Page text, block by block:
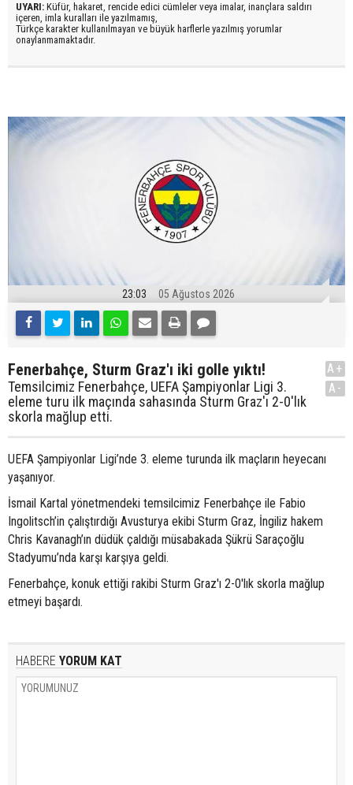
UYARI: Küfür, hakaret, rencide edici cümleler veya imalar, inançlara saldırı
içeren, imla kuralları ile yazılmamış,
Türkçe karakter kullanılmayan ve büyük harflerle yazılmış yorumlar
onaylanmamaktadır.
23:03 05 Ağustos 2026
Fenerbahçe, Sturm Graz'ı iki golle yıktı!
Temsilcimiz Fenerbahçe, UEFA Şampiyonlar Ligi 3.
eleme turu ilk maçında sahasında Sturm Graz'ı 2-0'lık
skorla mağlup etti.
A+
A-
UEFA Şampiyonlar Ligi’nde 3. eleme turunda ilk maçların heyecanı
yaşanıyor.
İsmail Kartal yönetmendeki temsilcimiz Fenerbahçe ile Fabio
Ingolitsch’in çalıştırdığı Avusturya ekibi Sturm Graz, İngiliz hakem
Chris Kavanagh’ın düdük çaldığı müsabakada Şükrü Saraçoğlu
Stadyumu’nda karşı karşıya geldi.
Fenerbahçe, konuk ettiği rakibi Sturm Graz'ı 2-0'lık skorla mağlup
etmeyi başardı.
HABERE YORUM KAT